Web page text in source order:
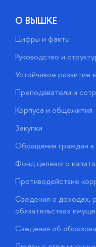
О ВЫШКЕ
Цифры и факты
Руководство и
Устойчивое
Преподаватели и
Корпуса и общежития
Закупки
Обращения граждан
Фонд целевого
Противодействие
Сведения о доходах,
обязательствах
Сведения об